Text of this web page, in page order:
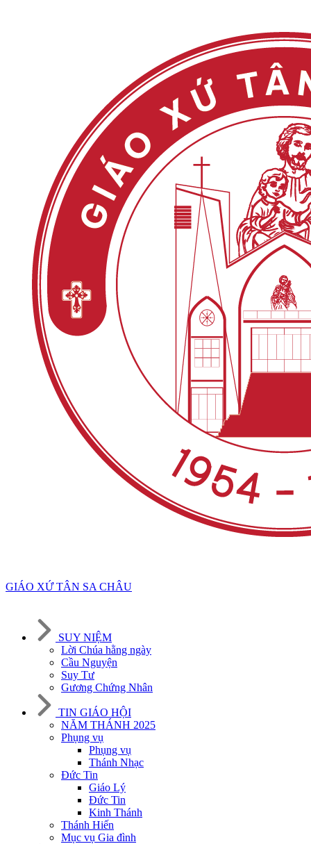
GIÁO XỨ TÂN SA CHÂU
SUY NIỆM
Lời Chúa hằng ngày
Cầu Nguyện
Suy Tư
Gương Chứng Nhân
TIN GIÁO HỘI
NĂM THÁNH 2025
Phụng vụ
Phụng vụ
Thánh Nhạc
Đức Tin
Giáo Lý
Đức Tin
Kinh Thánh
Thánh Hiến
Mục vụ Gia đình